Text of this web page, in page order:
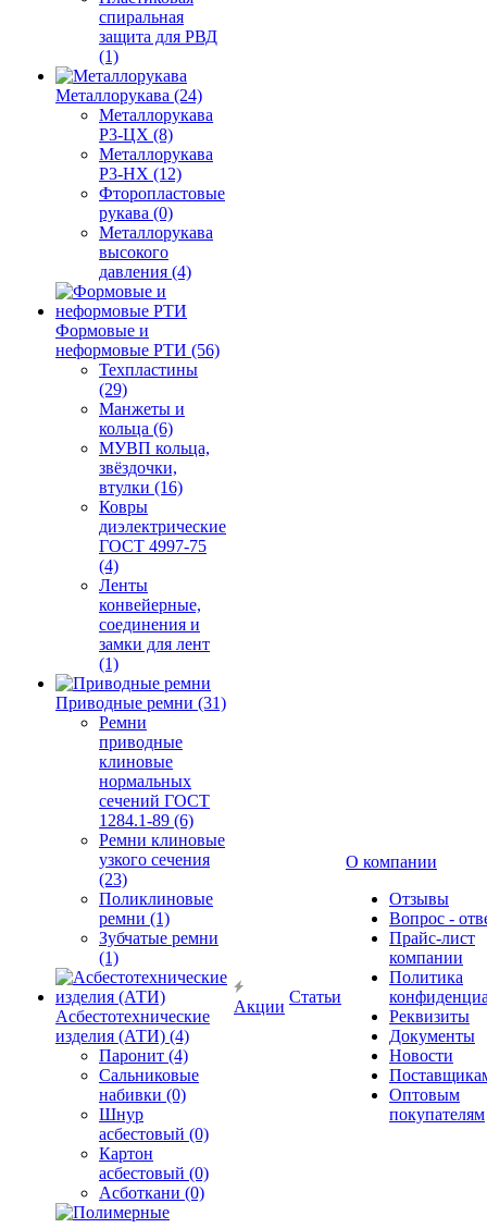
спиральная
защита для РВД
(1)
Металлорукава (24)
Металлорукава
Р3-ЦХ (8)
Металлорукава
Р3-НХ (12)
Фторопластовые
рукава (0)
Металлорукава
высокого
давления (4)
Формовые и
неформовые РТИ (56)
Техпластины
(29)
Манжеты и
кольца (6)
МУВП кольца,
звёздочки,
втулки (16)
Ковры
диэлектрические
ГОСТ 4997-75
(4)
Ленты
конвейерные,
соединения и
замки для лент
(1)
Приводные ремни (31)
Ремни
приводные
клиновые
нормальных
сечений ГОСТ
1284.1-89 (6)
Ремни клиновые
узкого сечения
(23)
Поликлиновые
ремни (1)
Зубчатые ремни
(1)
Асбестотехнические
изделия (АТИ) (4)
Паронит (4)
Сальниковые
набивки (0)
Шнур
асбестовый (0)
Картон
асбестовый (0)
Асботкани (0)
Акции
Статьи
О компании
Отзывы
Вопрос -
Прайс-лист
компании
Политика
Реквизиты
Документы
Новости
Оптовым
покупателям